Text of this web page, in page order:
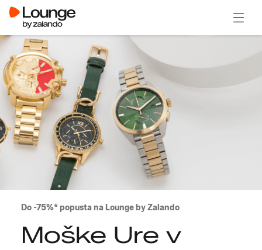
Do -75%* popusta na Lounge by Zalando
Moške Ure v